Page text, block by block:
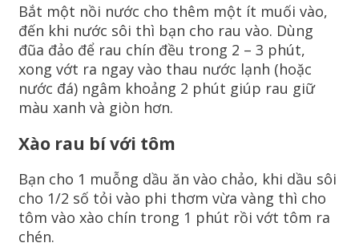
Bắt một nồi nước cho thêm một ít muối vào,
đến khi nước sôi thì bạn cho rau vào. Dùng
đũa đảo để rau chín đều trong 2 – 3 phút,
xong vớt ra ngay vào thau nước lạnh (hoặc
nước đá) ngâm khoảng 2 phút giúp rau giữ
màu xanh và giòn hơn.
Xào rau bí với tôm
Bạn cho 1 muỗng dầu ăn vào chảo, khi dầu sôi
cho 1/2 số tỏi vào phi thơm vừa vàng thì cho
tôm vào xào chín trong 1 phút rồi vớt tôm ra
chén.